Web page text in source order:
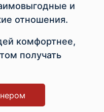
и
отношения.
комфортнее,
получать